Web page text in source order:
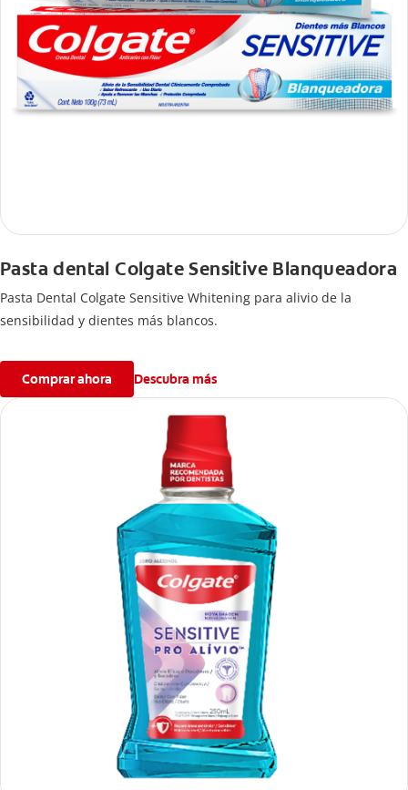
Pasta dental Colgate Sensitive Blanqueadora
Pasta Dental Colgate Sensitive Whitening para alivio de la
sensibilidad y dientes más blancos.
Comprar ahora Descubra más